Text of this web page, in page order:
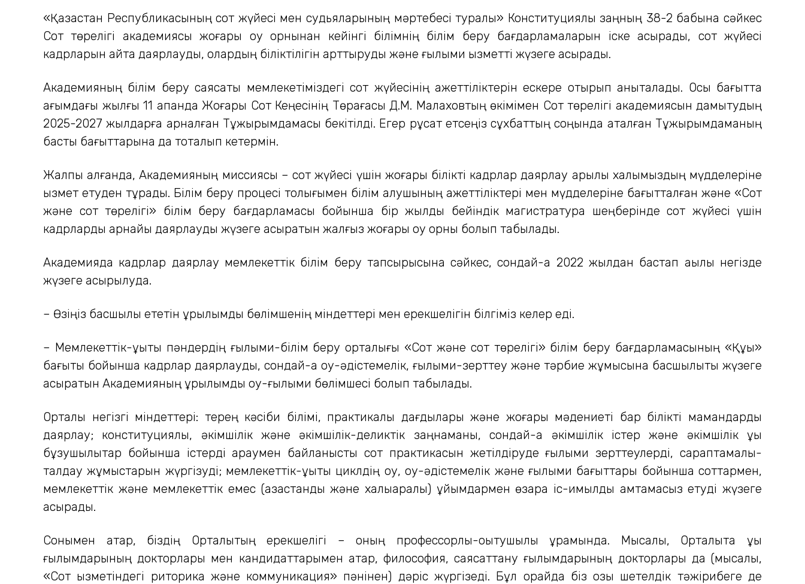
«Қазақстан Республикасының сот жүйесі мен судьяларының мәртебесі туралы» Конституциялық заңның 38-2 бабына сәйкес
Сот төрелігі академиясы жоғары оқу орнынан кейінгі білімнің білім беру бағдарламаларын іске асырады, сот жүйесі
кадрларын қайта даярлауды, олардың біліктілігін арттыруды және ғылыми қызметті жүзеге асырады.
Академияның білім беру саясаты мемлекетіміздегі сот жүйесінің қажеттіліктерін ескере отырып анықталады. Осы бағытта
ағымдағы жылғы 11 ақпанда Жоғары Сот Кеңесінің Төрағасы Д.М. Малаховтың өкімімен Сот төрелігі академиясын дамытудың
2025-2027 жылдарға арналған Тұжырымдамасы бекітілді. Егер рұқсат етсеңіз сұхбаттың соңында аталған Тұжырымдаманың
басты бағыттарына да тоқталып кетермін.
Жалпы алғанда, Академияның миссиясы – сот жүйесі үшін жоғары білікті кадрлар даярлау арқылы халқымыздың мүдделеріне
қызмет етуден тұрады. Білім беру процесі толығымен білім алушының қажеттіліктері мен мүдделеріне бағытталған және «Сот
және сот төрелігі» білім беру бағдарламасы бойынша бір жылдық бейіндік магистратура шеңберінде сот жүйесі үшін
кадрларды арнайы даярлауды жүзеге асыратын жалғыз жоғары оқу орны болып табылады.
Академияда кадрлар даярлау мемлекеттік білім беру тапсырысына сәйкес, сондай-ақ 2022 жылдан бастап ақылы негізде
жүзеге асырылуда.
– Өзіңіз басшылық ететін құрылымдық бөлімшенің міндеттері мен ерекшелігін білгіміз келер еді.
– Мемлекеттік-құқықтық пәндердің ғылыми-білім беру орталығы «Сот және сот төрелігі» білім беру бағдарламасының «Құқық»
бағыты бойынша кадрлар даярлауды, сондай-ақ оқу-әдістемелік, ғылыми-зерттеу және тәрбие жұмысына басшылықты жүзеге
асыратын Академияның құрылымдық оқу-ғылыми бөлімшесі болып табылады.
Орталық негізгі міндеттері: терең кәсіби білімі, практикалық дағдылары және жоғары мәдениеті бар білікті мамандарды
даярлау; конституциялық, әкімшілік және әкімшілік-деликтік заңнаманы, сондай-ақ әкімшілік істер және әкімшілік құқық
бұзушылықтар бойынша істерді қараумен байланысты сот практикасын жетілдіруде ғылыми зерттеулерді, сараптамалық-
талдау жұмыстарын жүргізуді; мемлекеттік-құқықтық циклдің оқу, оқу-әдістемелік және ғылыми бағыттары бойынша соттармен,
мемлекеттік және мемлекеттік емес (қазақстандық және халықаралық) ұйымдармен өзара іс-қимылды қамтамасыз етуді жүзеге
асырады.
Сонымен қатар, біздің Орталықтың ерекшелігі – оның профессорлық-оқытушылық құрамында. Мысалы, Орталықта құқық
ғылымдарының докторлары мен кандидаттарымен қатар, философия, саясаттану ғылымдарының докторлары да (мысалы,
«Сот қызметіндегі риторика және коммуникация» пәнінен) дәріс жүргізеді. Бұл орайда біз озық шетелдік тәжірибеге де